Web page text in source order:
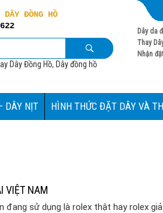
ĐỒNG HỒ
Dây Đồng Hồ, Dây đồng hồ
Dây da
Thay
Nhận
DÂY NỊT HÌNH THỨC ĐẶT DÂY VÀ
VIỆT NAM
sử dụng là rolex thật hay rolex giả